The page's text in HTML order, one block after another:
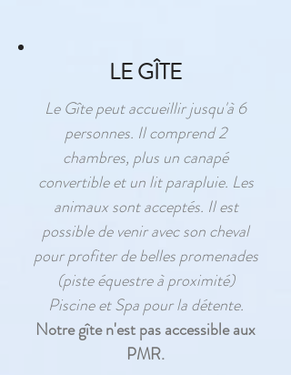
LE GÎTE
Le Gîte peut accueillir jusqu'à 6
personnes. Il comprend 2
chambres, plus un canapé
convertible et un lit parapluie. Les
animaux sont acceptés. Il est
possible de venir avec son cheval
pour profiter de belles promenades
(piste équestre à proximité)
Piscine et Spa pour la détente.
Notre gîte n'est pas accessible aux
PMR.